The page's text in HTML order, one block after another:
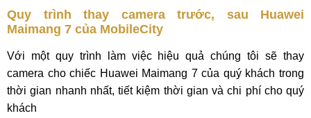
Quy trình thay camera trước, sau Huawei
Maimang 7 của MobileCity
Với một quy trình làm việc hiệu quả chúng tôi sẽ thay
camera cho chiếc Huawei Maimang 7 của quý khách trong
thời gian nhanh nhất, tiết kiệm thời gian và chi phí cho quý
khách